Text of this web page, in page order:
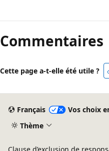
lecture
désactivé
Commentaires
Cette page a-t-elle été utile ?
Français
Vos choix
Thème